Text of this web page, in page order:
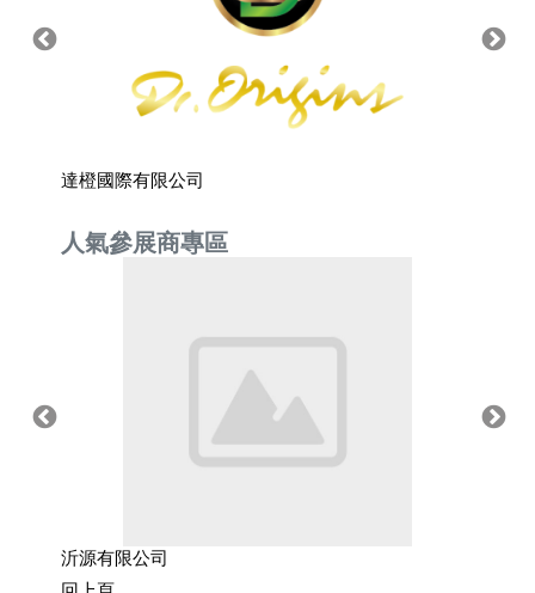
達橙國際有限公司
人氣參展商專區
沂源有限公司